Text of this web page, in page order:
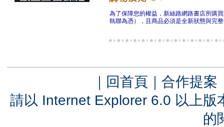
為了保障您的權益，新絲路網路書店所購
執聯為憑），且商品必須是全新狀態與完
｜ 回首頁 ｜ 合作提案
請以 Internet Explorer 6.0 以上
的